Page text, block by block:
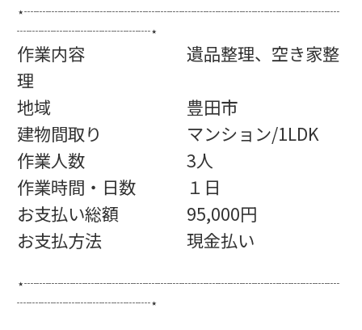
⋆┈┈┈┈┈┈┈┈┈┈┈┈┈┈┈┈┈┈┈┈┈┈┈┈┈┈
┈┈┈┈┈┈┈┈┈┈┈⋆
作業内容 遺品整理、空き家整
理
地域 豊田市
建物間取り マンション/1LDK
作業人数 3人
作業時間・日数 １日
お支払い総額 95,000円
お支払方法 現金払い
⋆┈┈┈┈┈┈┈┈┈┈┈┈┈┈┈┈┈┈┈┈┈┈┈┈┈┈
┈┈┈┈┈┈┈┈┈┈┈⋆